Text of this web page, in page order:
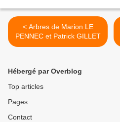
< Arbres de Marion LE
PENNEC et Patrick GILLET
Hébergé par Overblog
Top articles
Pages
Contact